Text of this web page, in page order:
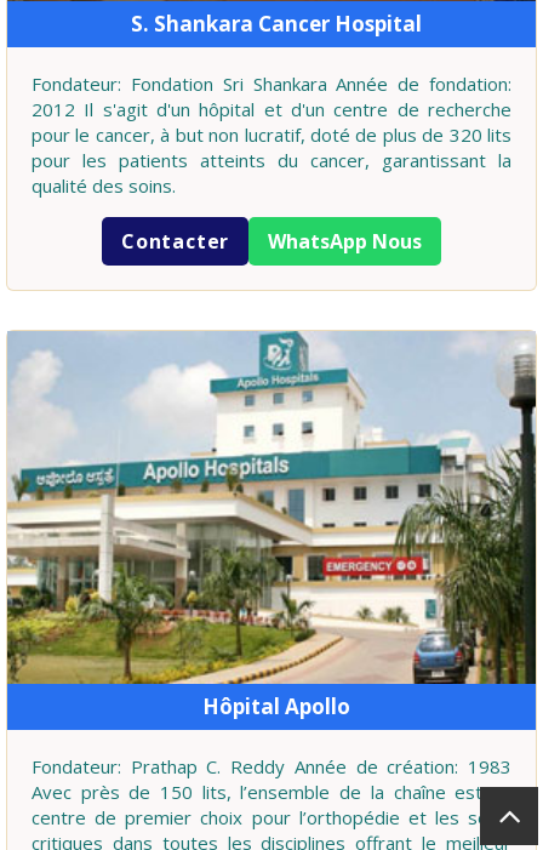
S. Shankara Cancer Hospital
Fondateur: Fondation Sri Shankara Année de fondation:
2012 Il s'agit d'un hôpital et d'un centre de recherche
pour le cancer, à but non lucratif, doté de plus de 320 lits
pour les patients atteints du cancer, garantissant la
qualité des soins.
Contacter WhatsApp Nous
Hôpital Apollo
Fondateur: Prathap C. Reddy Année de création: 1983
Avec près de 150 lits, l’ensemble de la chaîne est un
centre de premier choix pour l’orthopédie et les soins
critiques dans toutes les disciplines offrant le meilleur